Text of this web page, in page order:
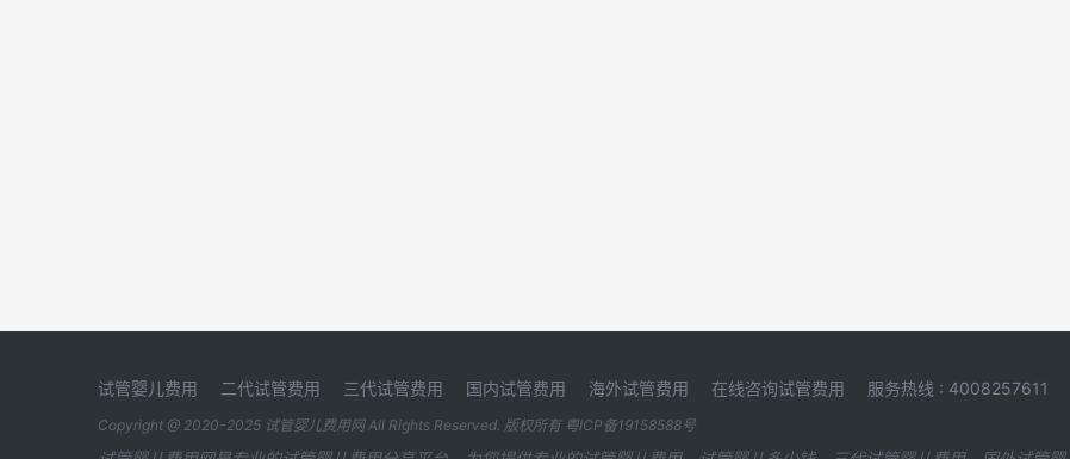
试管婴儿费用 二代试管费用 三代试管费用 国内试管费用 海外试管费用 在线咨询试管费用 服务热线 : 4008257611
Copyright @ 2020-2025 试管婴儿费用网All Rights Reserved. 版权所有 粤ICP备19158588号